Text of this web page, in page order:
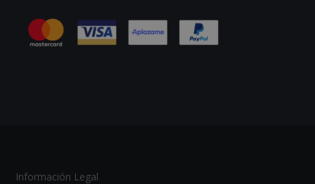
Información Legal